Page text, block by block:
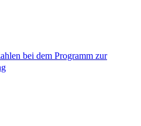
bei dem Programm zur